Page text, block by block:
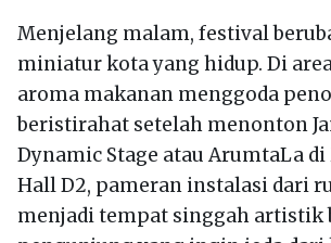
Menjelang malam, festival
miniatur kota yang hidup. Di
aroma makanan menggoda
beristirahat setelah menonton
Dynamic Stage atau ArumtaLa di
Hall D2, pameran instalasi dari
menjadi tempat singgah artistik